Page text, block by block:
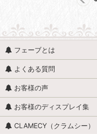
フェーブとは
よくある質問
お客様の声
お客様のディスプレイ集
CLAMECY（クラムシー）